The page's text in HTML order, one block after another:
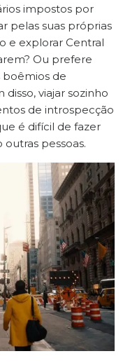
impostos por
pelas suas próprias
e explorar Central
Ou prefere
boêmios de
disso, viajar sozinho
de introspecção
é difícil de fazer
pessoas.